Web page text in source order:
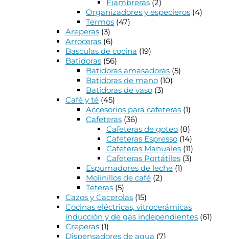
Fiambreras (2)
Organizadores y especieros (4)
Termos (47)
Areperas (3)
Arroceras (6)
Basculas de cocina (19)
Batidoras (56)
Batidoras amasadoras (5)
Batidoras de mano (10)
Batidoras de vaso (3)
Café y té (45)
Accesorios para cafeteras (1)
Cafeteras (36)
Cafeteras de goteo (8)
Cafeteras Espresso (14)
Cafeteras Manuales (11)
Cafeteras Portátiles (3)
Espumadores de leche (1)
Molinillos de café (2)
Teteras (5)
Cazos y Cacerolas (15)
Cocinas eléctricas, vitrocerámicas
inducción y de gas independientes (61)
Creperas (1)
Dispensadores de agua (7)